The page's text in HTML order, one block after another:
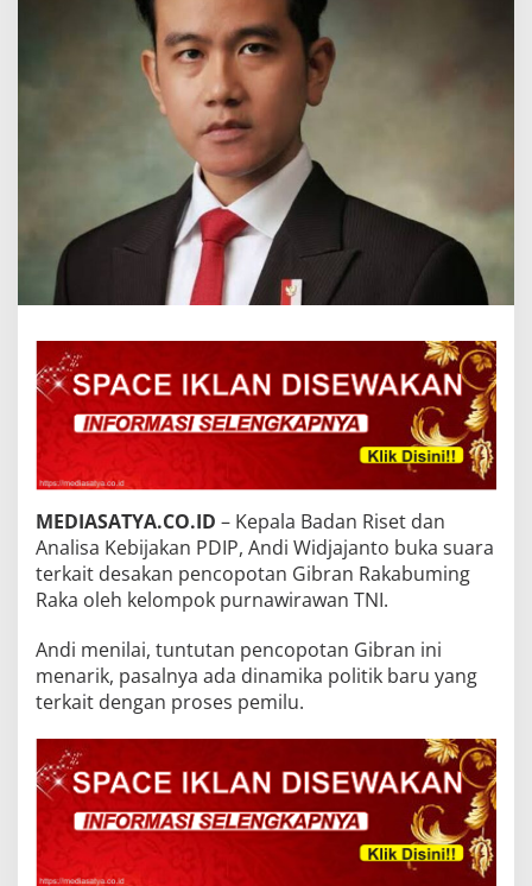
MEDIASATYA.CO.ID – Kepala Badan Riset dan
Analisa Kebijakan PDIP, Andi Widjajanto buka suara
terkait desakan pencopotan Gibran Rakabuming
Raka oleh kelompok purnawirawan TNI.
Andi menilai, tuntutan pencopotan Gibran ini
menarik, pasalnya ada dinamika politik baru yang
terkait dengan proses pemilu.